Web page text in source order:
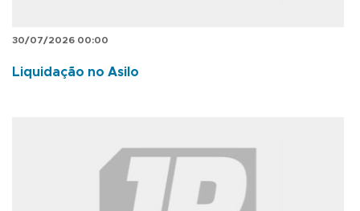
30/07/2026 00:00
Liquidação no Asilo